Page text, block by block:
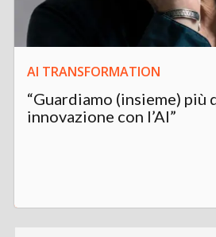
AI TRANSFORMATION
“Guardiamo (insieme) più
innovazione con l’AI”